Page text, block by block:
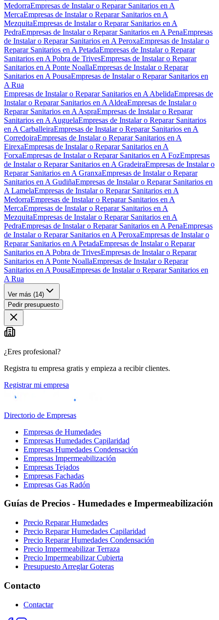
MedorraEmpresas de Instalar o Reparar Sanitarios en A
MercaEmpresas de Instalar o Reparar Sanitarios en A
MezquitaEmpresas de Instalar o Reparar Sanitarios en A
PedraEmpresas de Instalar o Reparar Sanitarios en A PenaEmpresas
de Instalar o Reparar Sanitarios en A PeroxaEmpresas de Instalar o
Reparar Sanitarios en A PetadaEmpresas de Instalar o Reparar
Sanitarios en A Pobra de TrivesEmpresas de Instalar o Reparar
Sanitarios en A Ponte NoallaEmpresas de Instalar o Reparar
Sanitarios en A PousaEmpresas de Instalar o Reparar Sanitarios en
A Rua
Empresas de Instalar o Reparar Sanitarios en A AbelidaEmpresas de
Instalar o Reparar Sanitarios en A AldeaEmpresas de Instalar o
Reparar Sanitarios en A AspraEmpresas de Instalar o Reparar
Sanitarios en A AuguelaEmpresas de Instalar o Reparar Sanitarios
en A CarballeiraEmpresas de Instalar o Reparar Sanitarios en A
CorredoiraEmpresas de Instalar o Reparar Sanitarios en A
EirexaEmpresas de Instalar o Reparar Sanitarios en A
ForxaEmpresas de Instalar o Reparar Sanitarios en A FozEmpresas
de Instalar o Reparar Sanitarios en A GradeiraEmpresas de Instalar o
Reparar Sanitarios en A GranxaEmpresas de Instalar o Reparar
Sanitarios en A GudiñaEmpresas de Instalar o Reparar Sanitarios en
A LamelaEmpresas de Instalar o Reparar Sanitarios en A
MedorraEmpresas de Instalar o Reparar Sanitarios en A
MercaEmpresas de Instalar o Reparar Sanitarios en A
MezquitaEmpresas de Instalar o Reparar Sanitarios en A
PedraEmpresas de Instalar o Reparar Sanitarios en A PenaEmpresas
de Instalar o Reparar Sanitarios en A PeroxaEmpresas de Instalar o
Reparar Sanitarios en A PetadaEmpresas de Instalar o Reparar
Sanitarios en A Pobra de TrivesEmpresas de Instalar o Reparar
Sanitarios en A Ponte NoallaEmpresas de Instalar o Reparar
Sanitarios en A PousaEmpresas de Instalar o Reparar Sanitarios en
A Rua
Ver más (14)
Pedir presupuesto
¿Eres profesional?
Registra tu empresa gratis y empieza a recibir clientes.
Registrar mi empresa
Directorio de Empresas
Empresas de Humedades
Empresas Humedades Capilaridad
Empresas Humedades Condensación
Empresas Impermeabilización
Empresas Tejados
Empresas Fachadas
Empresas Gas Radón
Guías de Precios - Humedades e Impermeabilización
Precio Reparar Humedades
Precio Reparar Humedades Capilaridad
Precio Reparar Humedades Condensación
Precio Impermeabilizar Terraza
Precio Impermeabilizar Cubierta
Presupuesto Arreglar Goteras
Contacto
Contactar